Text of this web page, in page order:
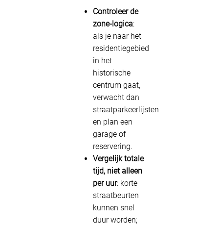
Controleer de
zone-logica:
als je naar het
residentiegebied
in het
historische
centrum gaat,
verwacht dan
straatparkeerlijsten
en plan een
garage of
reservering.
Vergelijk totale
tijd, niet alleen
per uur: korte
straatbeurten
kunnen snel
duur worden;